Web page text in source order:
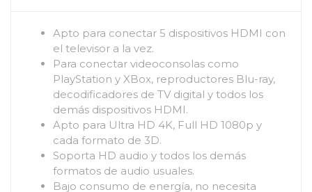
Apto para conectar 5 dispositivos HDMI con
el televisor a la vez.
Para conectar videoconsolas como
PlayStation y XBox, reproductores Blu-ray,
decodificadores de TV digital y todos los
demás dispositivos HDMI.
Apto para Ultra HD 4K, Full HD 1080p y
cada formato de 3D.
Soporta HD audio y todos los demás
formatos de audio usuales.
Bajo consumo de energía, no necesita